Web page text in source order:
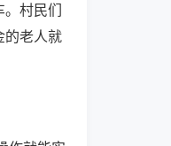
村民们
的老人就